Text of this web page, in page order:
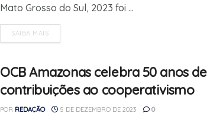
Mato Grosso do Sul, 2023 foi ...
SAIBA MAIS
OCB Amazonas celebra 50 anos de
contribuições ao cooperativismo
POR REDAÇÃO 5 DE DEZEMBRO DE 2023 0